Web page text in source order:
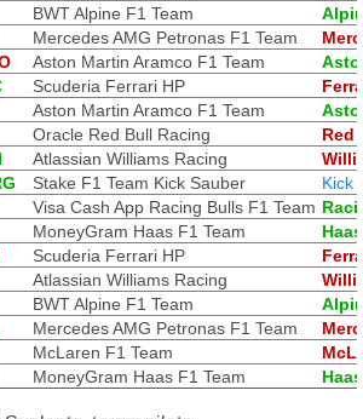
BWT Alpine F1 Team
Mercedes AMG Petronas F1 Team
Aston Martin Aramco F1 Team
Scuderia Ferrari HP
Aston Martin Aramco F1 Team
Oracle Red Bull Racing
Red
Atlassian Williams Racing
Stake F1 Team Kick Sauber
Kick
Visa Cash App Racing Bulls F1 Team
MoneyGram Haas F1 Team
Haas
Scuderia Ferrari HP
Atlassian Williams Racing
BWT Alpine F1 Team
Mercedes AMG Petronas F1 Team
McLaren F1 Team
MoneyGram Haas F1 Team Haas